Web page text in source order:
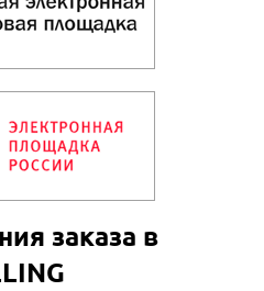
заказа в